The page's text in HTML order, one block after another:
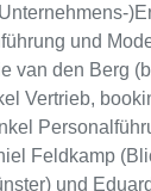
und
van den Berg
Vertrieb,
Feldkamp
und